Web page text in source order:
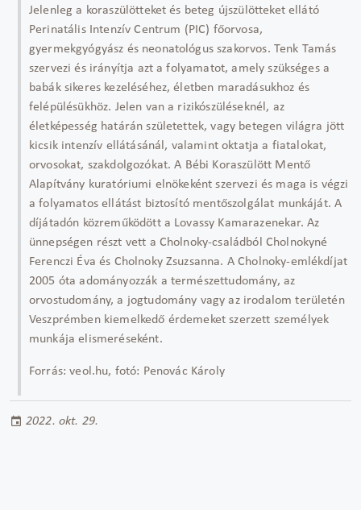
Jelenleg a koraszülötteket és beteg újszülötteket ellátó
Perinatális Intenzív Centrum (PIC) főorvosa,
gyermekgyógyász és neonatológus szakorvos. Tenk Tamás
szervezi és irányítja azt a folyamatot, amely szükséges a
babák sikeres kezeléséhez, életben maradásukhoz és
felépülésükhöz. Jelen van a rizikószüléseknél, az
életképesség határán születettek, vagy betegen világra jött
kicsik intenzív ellátásánál, valamint oktatja a fiatalokat,
orvosokat, szakdolgozókat. A Bébi Koraszülött Mentő
Alapítvány kuratóriumi elnökeként szervezi és maga is végzi
a folyamatos ellátást biztosító mentőszolgálat munkáját. A
díjátadón közreműködött a Lovassy Kamarazenekar. Az
ünnepségen részt vett a Cholnoky-családból Cholnokyné
Ferenczi Éva és Cholnoky Zsuzsanna. A Cholnoky-emlékdíjat
2005 óta adományozzák a természettudomány, az
orvostudomány, a jogtudomány vagy az irodalom területén
Veszprémben kiemelkedő érdemeket szerzett személyek
munkája elismeréseként.
Forrás: veol.hu, fotó: Penovác Károly
2022. okt. 29.